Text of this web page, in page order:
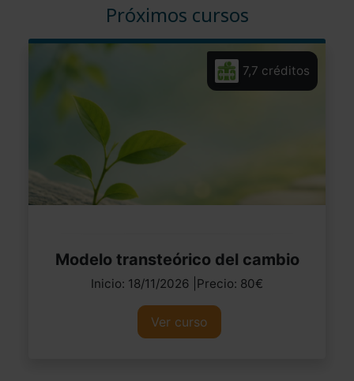
Próximos cursos
7,7 créditos
Modelo transteórico del cambio
Inicio: 18/11/2026 |Precio: 80€
Ver curso